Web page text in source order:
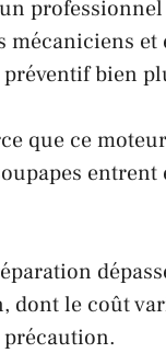
mécaniciens
bien
que ce
dont le coût
précaution.